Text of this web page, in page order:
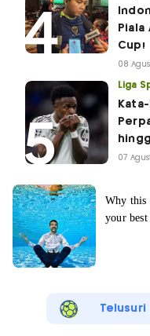
Piala
Cup!
08
Liga
07